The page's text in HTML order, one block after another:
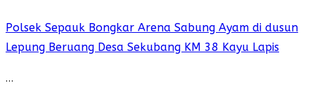
Polsek Sepauk Bongkar Arena Sabung Ayam di dusun
Lepung Beruang Desa Sekubang KM 38 Kayu Lapis
…